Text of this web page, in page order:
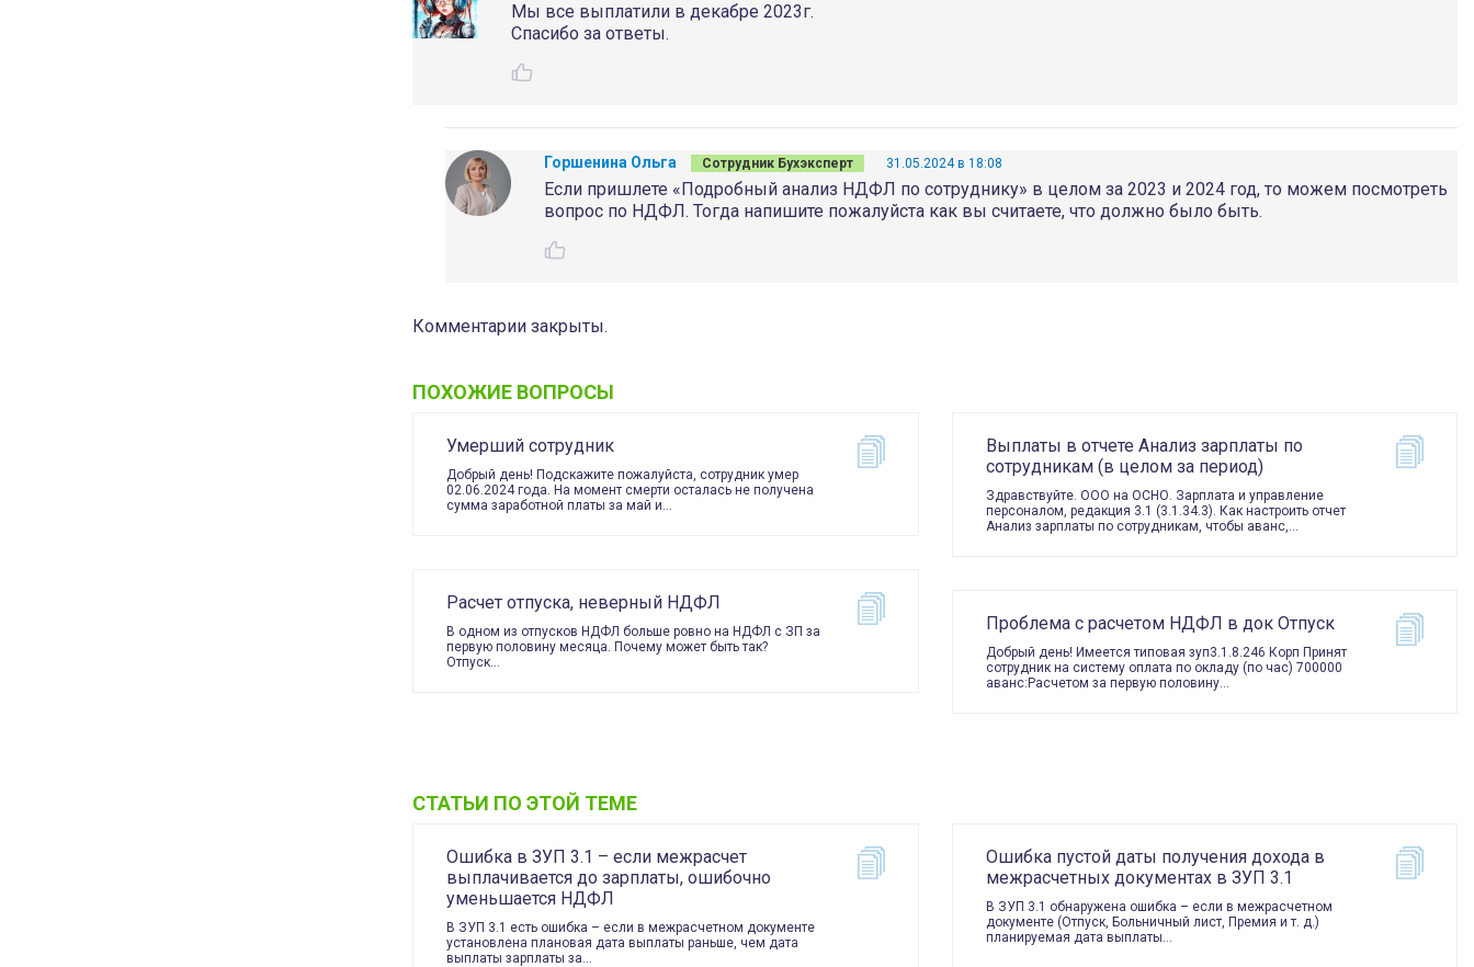
Мы все выплатили в декабре 2023г.
Спасибо за ответы.
Горшенина Ольга Сотрудник Бухэксперт 31.05.2024 в 18:08
Если пришлете «Подробный анализ НДФЛ по сотруднику» в целом за 2023 и 2024 год, то можем посмотреть
вопрос по НДФЛ. Тогда напишите пожалуйста как вы считаете, что должно было быть.
Комментарии закрыты.
ПОХОЖИЕ ВОПРОСЫ
Умерший сотрудник
Добрый день! Подскажите пожалуйста, сотрудник умер
02.06.2024 года. На момент смерти осталась не получена
сумма заработной платы за май и…
Расчет отпуска, неверный НДФЛ
В одном из отпусков НДФЛ больше ровно на НДФЛ с ЗП за
первую половину месяца. Почему может быть так?
Отпуск…
Выплаты в отчете Анализ зарплаты по
сотрудникам (в целом за период)
Здравствуйте. ООО на ОСНО. Зарплата и управление
персоналом, редакция 3.1 (3.1.34.3). Как настроить отчет
Анализ зарплаты по сотрудникам, чтобы аванс,…
Проблема с расчетом НДФЛ в док Отпуск
Добрый день! Имеется типовая зуп3.1.8.246 Корп Принят
сотрудник на систему оплата по окладу (по час) 700000
аванс:Расчетом за первую половину…
СТАТЬИ ПО ЭТОЙ ТЕМЕ
Ошибка в ЗУП 3.1 – если межрасчет
выплачивается до зарплаты, ошибочно
уменьшается НДФЛ
В ЗУП 3.1 есть ошибка – если в межрасчетном документе
установлена плановая дата выплаты раньше, чем дата
выплаты зарплаты за…
Ошибка пустой даты получения дохода в
межрасчетных документах в ЗУП 3.1
В ЗУП 3.1 обнаружена ошибка – если в межрасчетном
документе (Отпуск, Больничный лист, Премия и т. д.)
планируемая дата выплаты…